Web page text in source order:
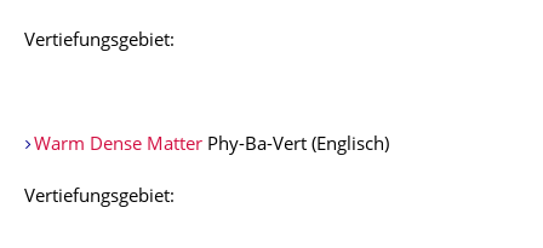
Vertiefungsgebiet:
Warm Dense Matter Phy-Ba-Vert (Englisch)
Vertiefungsgebiet: